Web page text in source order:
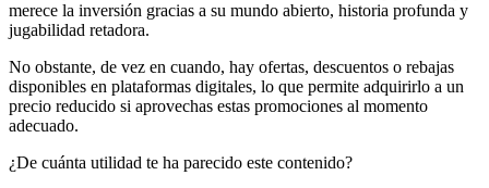
merece la inversión gracias a su mundo abierto, historia profunda y
jugabilidad retadora.
No obstante, de vez en cuando, hay ofertas, descuentos o rebajas
disponibles en plataformas digitales, lo que permite adquirirlo a un
precio reducido si aprovechas estas promociones al momento
adecuado.
¿De cuánta utilidad te ha parecido este contenido?